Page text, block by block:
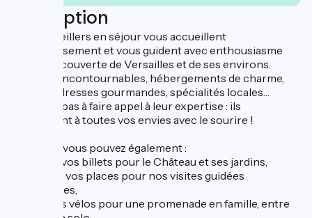
Description
Nos conseillers en séjour vous accueillent
chaleureusement et vous guident avec enthousiasme
dans la découverte de Versailles et de ses environs.
Activités incontournables, hébergements de charme,
bonnes adresses gourmandes, spécialités locales…
N'hésitez pas à faire appel à leur expertise : ils
répondront à toutes vos envies avec le sourire !
Sur place, vous pouvez également :
• Acheter vos billets pour le Château et ses jardins,
• Réserver vos places pour nos visites guidées
thématiques,
• Louez des vélos pour une promenade en famille, entre